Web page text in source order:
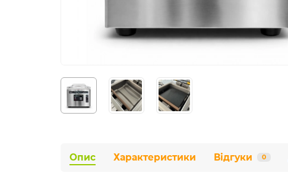
Опис Характеристики Відгуки 0